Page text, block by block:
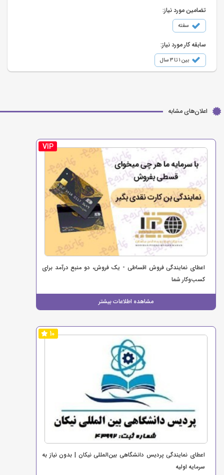
تضامین مورد نیاز:
سفته
سابقه کار مورد نیاز:
بین ۱ تا ۳ سال
اعلان‌های مشابه
VIP
اعطای نمایندگی فروش اقساطی - یک فروش، دو منبع درآمد برای
کسب‌وکار شما
مشاهده اطلاعات بیشتر
10
اعطای نمایندگی پردیس دانشگاهی بین‌المللی نیکان | بدون نیاز به
سرمایه اولیه